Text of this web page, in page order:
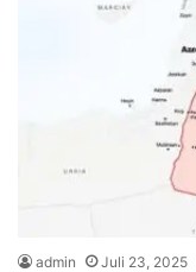
admin Juli 23, 2025